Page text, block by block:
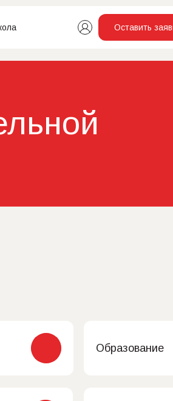
Оставить
Образование